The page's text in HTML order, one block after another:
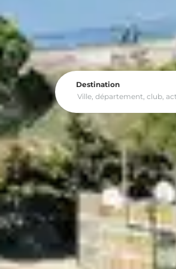
Destination
Profitez de vos
Au bord de la mer, à la
d’activités afin que
matériels pour les
En pension, demi-